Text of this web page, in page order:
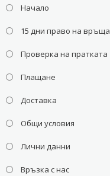
Начало
15 дни право на
Проверка на пратката
Плащане
Доставка
Общи условия
Лични данни
Връзка с нас